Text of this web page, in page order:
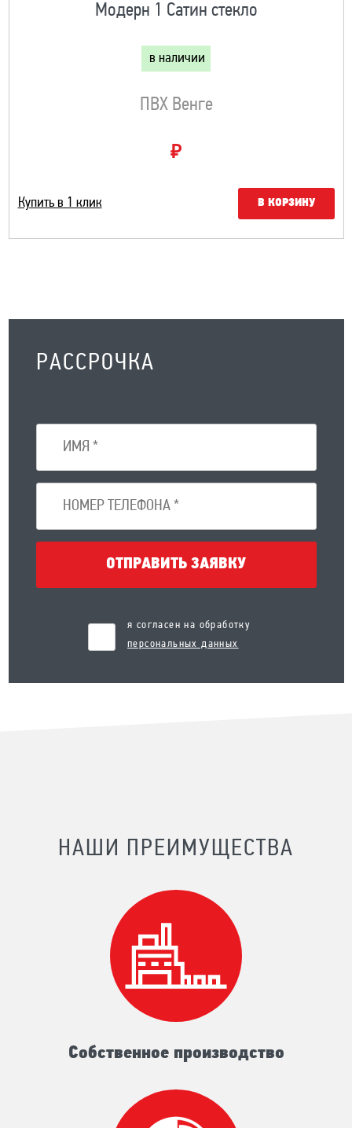
Модерн 1 Сатин стекло
в наличии
ПВХ Венге
₽
Купить в 1 клик В КОРЗИНУ
РАССРОЧКА
ОТПРАВИТЬ ЗАЯВКУ
я согласен на обработку
персональных данных
НАШИ ПРЕИМУЩЕСТВА
Собственное производство